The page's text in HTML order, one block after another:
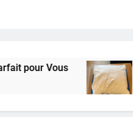
Découvrez
3 Semaines Ago